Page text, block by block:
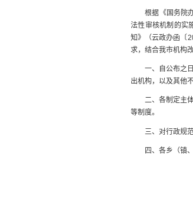
根据《国务院办
法性审核机制的实
知》（云政办函〔
求，结合我市机构
一、自公布之日
出机构，以及其他
二、各制定主体
等制度。
三、对行政规范
四、各乡（镇、